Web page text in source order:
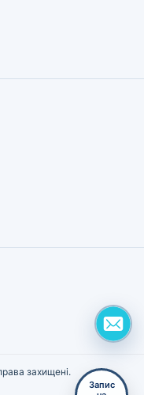
захищені.
Запис